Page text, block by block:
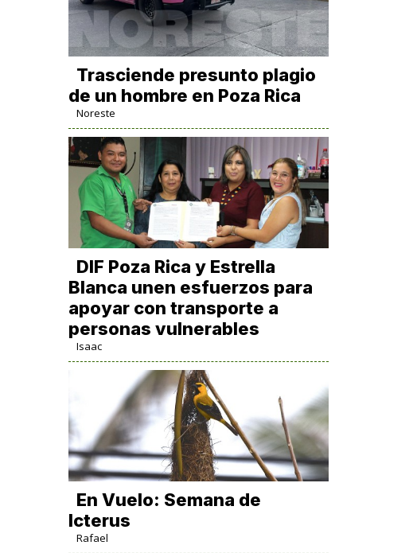
Trasciende presunto plagio
de un hombre en Poza Rica
Noreste
DIF Poza Rica y Estrella
Blanca unen esfuerzos para
apoyar con transporte a
personas vulnerables
Isaac
En Vuelo: Semana de
Icterus
Rafael